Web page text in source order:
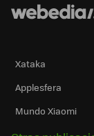
Xataka
Applesfera
Mundo Xiaomi